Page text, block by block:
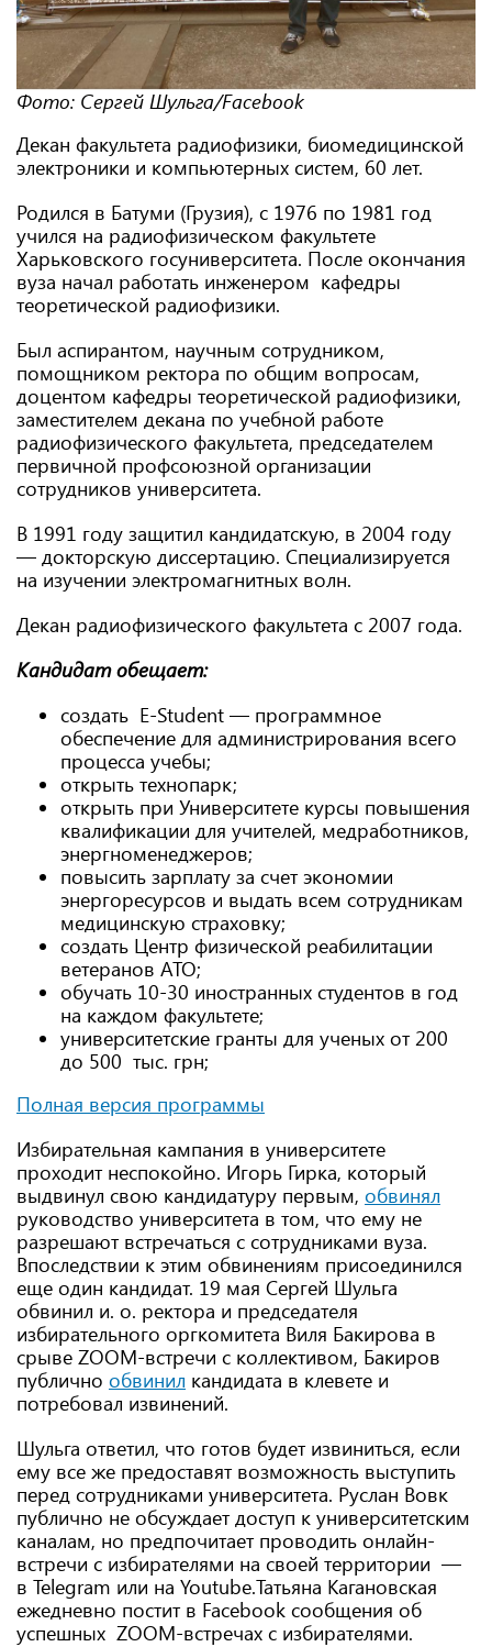
Фото: Сергей Шульга/Facebook
Декан факультета радиофизики, биомедицинской
электроники и компьютерных систем, 60 лет.
Родился в Батуми (Грузия), с 1976 по 1981 год
учился на радиофизическом факультете
Харьковского госуниверситета. После окончания
вуза начал работать инженером кафедры
теоретической радиофизики.
Был аспирантом, научным сотрудником,
помощником ректора по общим вопросам,
доцентом кафедры теоретической радиофизики,
заместителем декана по учебной работе
радиофизического факультета, председателем
первичной профсоюзной организации
сотрудников университета.
В 1991 году защитил кандидатскую, в 2004 году
— докторскую диссертацию. Специализируется
на изучении электромагнитных волн.
Декан радиофизического факультета с 2007 года.
Кандидат обещает:
создать Е-Student — программное
обеспечение для администрирования всего
процесса учебы;
открыть технопарк;
открыть при Университете курсы повышения
квалификации для учителей, медработников,
энергноменеджеров;
повысить зарплату за счет экономии
энергоресурсов и выдать всем сотрудникам
медицинскую страховку;
создать Центр физической реабилитации
ветеранов АТО;
обучать 10-30 иностранных студентов в год
на каждом факультете;
университетские гранты для ученых от 200
до 500 тыс. грн;
Полная версия программы
Избирательная кампания в университете
проходит неспокойно. Игорь Гирка, который
выдвинул свою кандидатуру первым, обвинял
руководство университета в том, что ему не
разрешают встречаться с сотрудниками вуза.
Впоследствии к этим обвинениям присоединился
еще один кандидат. 19 мая Сергей Шульга
обвинил и. о. ректора и председателя
избирательного оргкомитета Виля Бакирова в
срыве ZOOM-встречи с коллективом, Бакиров
публично обвинил кандидата в клевете и
потребовал извинений.
Шульга ответил, что готов будет извиниться, если
ему все же предоставят возможность выступить
перед сотрудниками университета. Руслан Вовк
публично не обсуждает доступ к университетским
каналам, но предпочитает проводить онлайн-
встречи с избирателями на своей территории —
в Telegram или на Youtube.Татьяна Кагановская
ежедневно постит в Facebook сообщения об
успешных ZOOM-встречах с избирателями.